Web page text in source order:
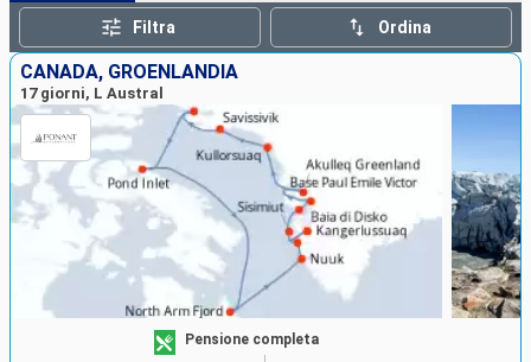
Le nostre destinazioni
Mesi di partenza
Porti
Ricerca
Filtra Ordina
CANADA, GROENLANDIA
17 giorni, L Austral
Pensione completa